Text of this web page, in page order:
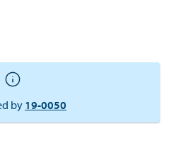
by 19-0050